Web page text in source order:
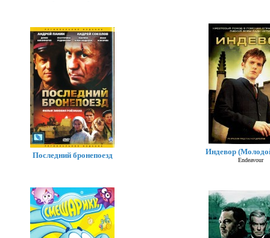
Индевор
Endeavour
Последний бронепоезд